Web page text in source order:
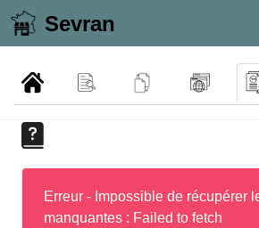
Sevran
Erreur - Impossible de récupérer
manquantes : Failed to fetch